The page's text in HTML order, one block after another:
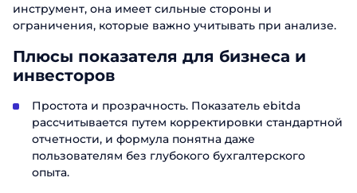
инструмент, она имеет сильные стороны и
ограничения, которые важно учитывать при анализе.
Плюсы показателя для бизнеса и
инвесторов
Простота и прозрачность. Показатель ebitda
рассчитывается путем корректировки стандартной
отчетности, и формула понятна даже
пользователям без глубокого бухгалтерского
опыта.
презентацию
Заполните форму, чтобы узнать
больше о продуктах ABM Cloud
Фамилия
Спасибо за обращение.
Мы ценим, что вы заинтересовались
Заказать звонок
Поговорите с нашим экспертом уже
сегодня
Спасибо за обращение.
Спасибо за обращение.